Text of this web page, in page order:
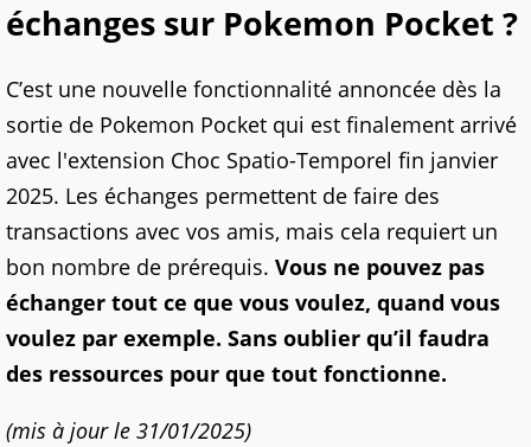
échanges sur Pokemon Pocket ?
C’est une nouvelle fonctionnalité annoncée dès la
sortie de Pokemon Pocket qui est finalement arrivé
avec l'extension Choc Spatio-Temporel fin janvier
2025. Les échanges permettent de faire des
transactions avec vos amis, mais cela requiert un
bon nombre de prérequis. Vous ne pouvez pas
échanger tout ce que vous voulez, quand vous
voulez par exemple. Sans oublier qu’il faudra
des ressources pour que tout fonctionne.
(mis à jour le 31/01/2025)